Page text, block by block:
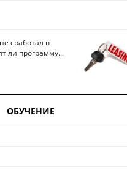
сработал в
ли программу...
ОБУЧЕНИЕ